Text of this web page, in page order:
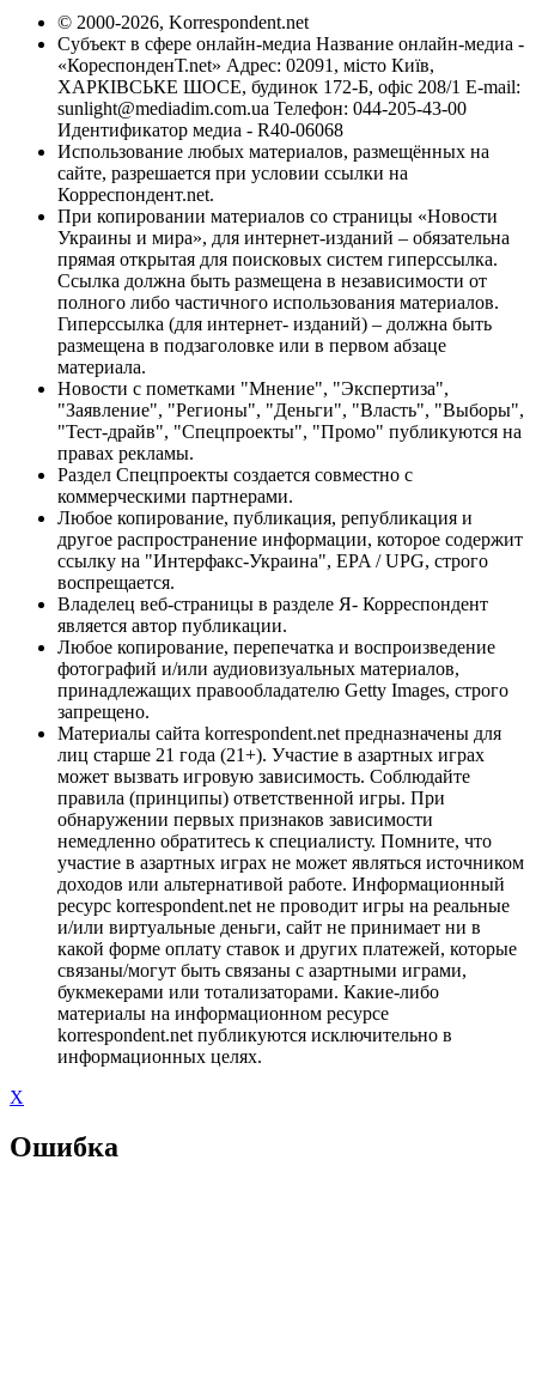
© 2000-2026, Korrespondent.net
Субъект в сфере онлайн-медиа Название онлайн-медиа -
«КореспонденТ.net» Адрес: 02091, місто Київ,
ХАРКІВСЬКЕ ШОСЕ, будинок 172-Б, офіс 208/1 E-mail:
sunlight@mediadim.com.ua Телефон: 044-205-43-00
Идентификатор медиа - R40-06068
Использование любых материалов, размещённых на
сайте, разрешается при условии ссылки на
Корреспондент.net.
При копировании материалов со страницы «Новости
Украины и мира», для интернет-изданий – обязательна
прямая открытая для поисковых систем гиперссылка.
Ссылка должна быть размещена в независимости от
полного либо частичного использования материалов.
Гиперссылка (для интернет- изданий) – должна быть
размещена в подзаголовке или в первом абзаце
материала.
Новости с пометками "Мнение", "Экспертиза",
"Заявление", "Регионы", "Деньги", "Власть", "Выборы",
"Тест-драйв", "Спецпроекты", "Промо" публикуются на
правах рекламы.
Раздел Спецпроекты создается совместно с
коммерческими партнерами.
Любое копирование, публикация, републикация и
другое распространение информации, которое содержит
ссылку на "Интерфакс-Украина", EPA / UPG, строго
воспрещается.
Владелец веб-страницы в разделе Я- Корреспондент
является автор публикации.
Любое копирование, перепечатка и воспроизведение
фотографий и/или аудиовизуальных материалов,
принадлежащих правообладателю Getty Images, строго
запрещено.
Материалы сайта korrespondent.net предназначены для
лиц старше 21 года (21+). Участие в азартных играх
может вызвать игровую зависимость. Соблюдайте
правила (принципы) ответственной игры. При
обнаружении первых признаков зависимости
немедленно обратитесь к специалисту. Помните, что
участие в азартных играх не может являться источником
доходов или альтернативой работе. Информационный
ресурс korrespondent.net не проводит игры на реальные
и/или виртуальные деньги, сайт не принимает ни в
какой форме оплату ставок и других платежей, которые
связаны/могут быть связаны с азартными играми,
букмекерами или тотализаторами. Какие-либо
материалы на информационном ресурсе
korrespondent.net публикуются исключительно в
информационных целях.
X
Ошибка